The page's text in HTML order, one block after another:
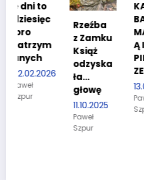
Rzeźba
z Zamku
Książ
odzyska
ła…
głowę
KARTĘ
BANKO
MATOW
Ą I
PIENIĄD
ZE
13.05.2024
Paweł
Szpur